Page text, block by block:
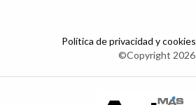
Política de privacidad y cookies
©Copyright 2026